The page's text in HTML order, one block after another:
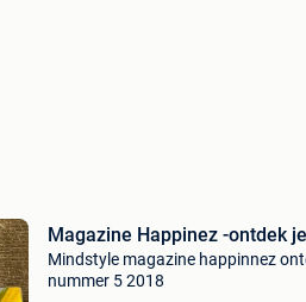
Magazine Happinez -ontdek
Mindstyle magazine happinnez
nummer 5 2018